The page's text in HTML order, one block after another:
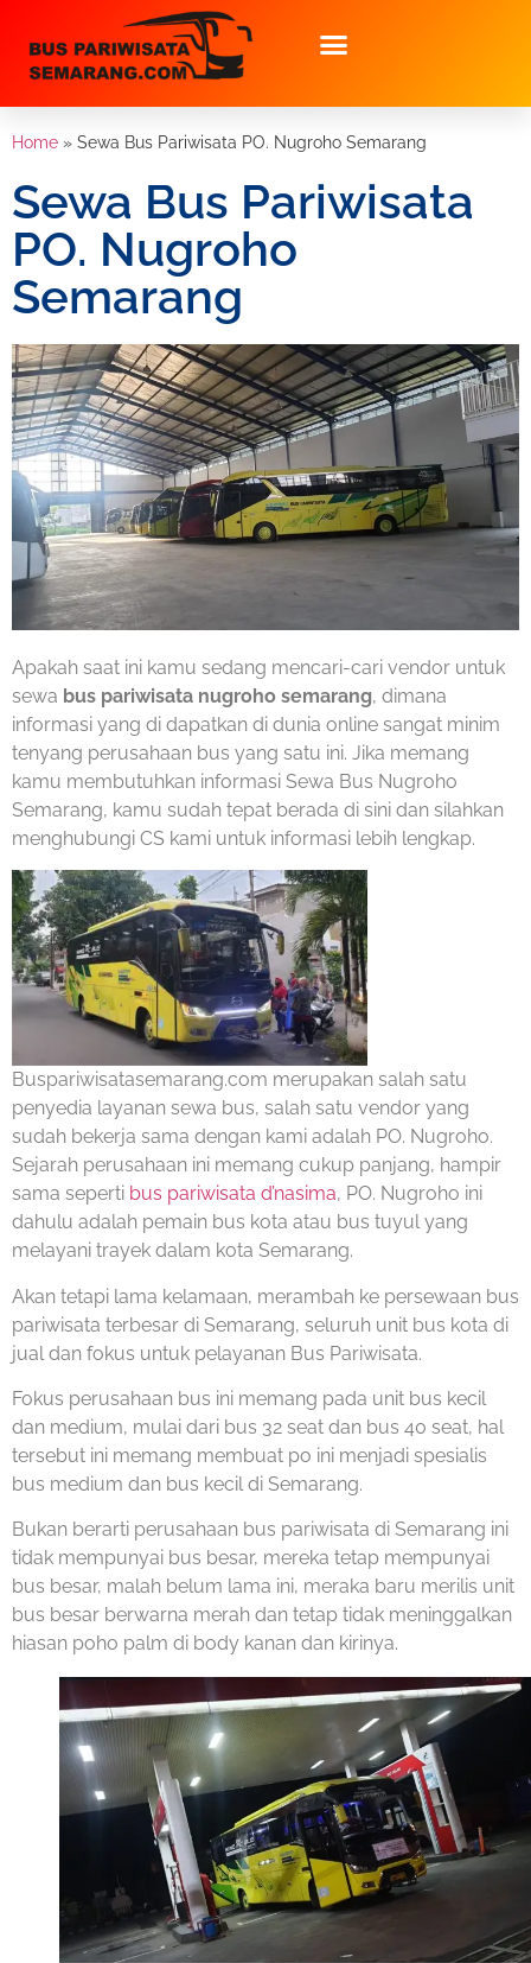
Home » Sewa Bus Pariwisata PO. Nugroho Semarang
Sewa Bus Pariwisata
PO. Nugroho
Semarang
Apakah saat ini kamu sedang mencari-cari vendor untuk
sewa bus pariwisata nugroho semarang, dimana
informasi yang di dapatkan di dunia online sangat minim
tenyang perusahaan bus yang satu ini. Jika memang
kamu membutuhkan informasi Sewa Bus Nugroho
Semarang, kamu sudah tepat berada di sini dan silahkan
menghubungi CS kami untuk informasi lebih lengkap.
Buspariwisatasemarang.com merupakan salah satu
penyedia layanan sewa bus, salah satu vendor yang
sudah bekerja sama dengan kami adalah PO. Nugroho.
Sejarah perusahaan ini memang cukup panjang, hampir
sama seperti bus pariwisata d’nasima, PO. Nugroho ini
dahulu adalah pemain bus kota atau bus tuyul yang
melayani trayek dalam kota Semarang.
Akan tetapi lama kelamaan, merambah ke persewaan bus
pariwisata terbesar di Semarang, seluruh unit bus kota di
jual dan fokus untuk pelayanan Bus Pariwisata.
Fokus perusahaan bus ini memang pada unit bus kecil
dan medium, mulai dari bus 32 seat dan bus 40 seat, hal
tersebut ini memang membuat po ini menjadi spesialis
bus medium dan bus kecil di Semarang.
Bukan berarti perusahaan bus pariwisata di Semarang ini
tidak mempunyai bus besar, mereka tetap mempunyai
bus besar, malah belum lama ini, meraka baru merilis unit
bus besar berwarna merah dan tetap tidak meninggalkan
hiasan poho palm di body kanan dan kirinya.